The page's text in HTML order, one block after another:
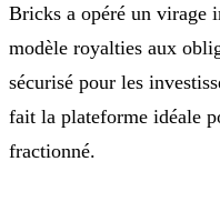
Bricks a opéré un virage
modèle royalties aux
sécurisé pour les
fait la plateforme idéale
fractionné.